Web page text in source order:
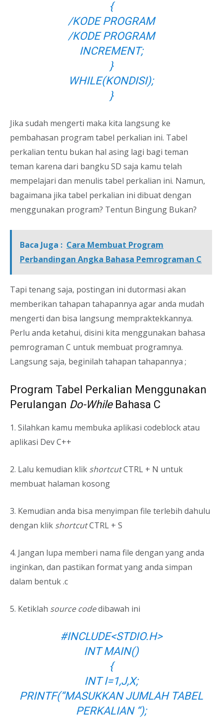
{
/KODE PROGRAM
/KODE PROGRAM
INCREMENT;
}
WHILE(KONDISI);
}
Jika sudah mengerti maka kita langsung ke
pembahasan program tabel perkalian ini. Tabel
perkalian tentu bukan hal asing lagi bagi teman
teman karena dari bangku SD saja kamu telah
mempelajari dan menulis tabel perkalian ini. Namun,
bagaimana jika tabel perkalian ini dibuat dengan
menggunakan program? Tentun Bingung Bukan?
Baca Juga : Cara Membuat Program
Perbandingan Angka Bahasa Pemrograman C
Tapi tenang saja, postingan ini dutormasi akan
memberikan tahapan tahapannya agar anda mudah
mengerti dan bisa langsung mempraktekkannya.
Perlu anda ketahui, disini kita menggunakan bahasa
pemrograman C untuk membuat programnya.
Langsung saja, beginilah tahapan tahapannya ;
Program Tabel Perkalian Menggunakan
Perulangan Do-While Bahasa C
1. Silahkan kamu membuka aplikasi codeblock atau
aplikasi Dev C++
2. Lalu kemudian klik shortcutCTRL + N untuk
membuat halaman kosong
3. Kemudian anda bisa menyimpan file terlebih dahulu
dengan klik shortcutCTRL + S
4. Jangan lupa memberi nama file dengan yang anda
inginkan, dan pastikan format yang anda simpan
dalam bentuk .c
5. Ketiklah source codedibawah ini
#INCLUDE<STDIO.H>
INT MAIN()
{
INT I=1,J,X;
PRINTF(“MASUKKAN JUMLAH TABEL
PERKALIAN “);